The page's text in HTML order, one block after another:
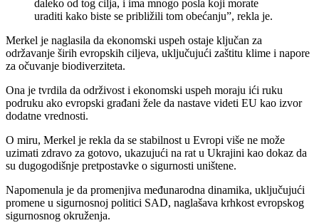
daleko od tog cilja, i ima mnogo posla koji morate
uraditi kako biste se približili tom obećanju”, rekla je.
Merkel je naglasila da ekonomski uspeh ostaje ključan za
održavanje širih evropskih ciljeva, uključujući zaštitu klime i napore
za očuvanje biodiverziteta.
Ona je tvrdila da održivost i ekonomski uspeh moraju ići ruku
podruku ako evropski građani žele da nastave videti EU kao izvor
dodatne vrednosti.
O miru, Merkel je rekla da se stabilnost u Evropi više ne može
uzimati zdravo za gotovo, ukazujući na rat u Ukrajini kao dokaz da
su dugogodišnje pretpostavke o sigurnosti uništene.
Napomenula je da promenjiva međunarodna dinamika, uključujući
promene u sigurnosnoj politici SAD, naglašava krhkost evropskog
sigurnosnog okruženja.